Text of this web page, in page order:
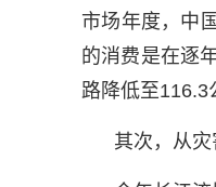
市场年度，中
的消费是在逐
路降低至116.3
其次，从